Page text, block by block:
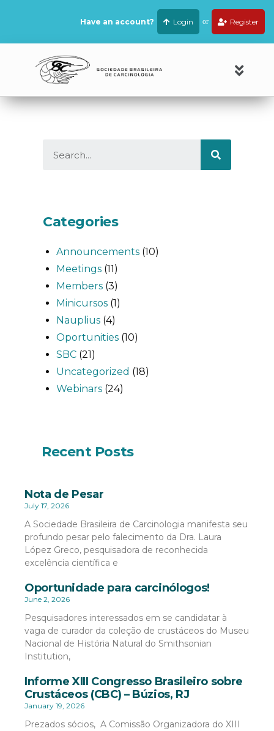
Have an account? Login or Register
Categories
Announcements (10)
Meetings (11)
Members (3)
Minicursos (1)
Nauplius (4)
Oportunities (10)
SBC (21)
Uncategorized (18)
Webinars (24)
Recent Posts
Nota de Pesar
July 17, 2026
A Sociedade Brasileira de Carcinologia manifesta seu
profundo pesar pelo falecimento da Dra. Laura
López Greco, pesquisadora de reconhecida
excelência científica e
Oportunidade para carcinólogos!
June 2, 2026
Pesquisadores interessados em se candidatar à
vaga de curador da coleção de crustáceos do Museu
Nacional de História Natural do Smithsonian
Institution,
Informe XIII Congresso Brasileiro sobre
Crustáceos (CBC) – Búzios, RJ
January 19, 2026
Prezados sócios, A Comissão Organizadora do XIII